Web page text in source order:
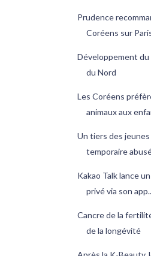
Prudence
Coréens sur
Développement du
du Nord
Les Coréens
animaux aux
Un tiers des
temporaire
Kakao Talk lance
privé via son
Cancre de la
de la longévité